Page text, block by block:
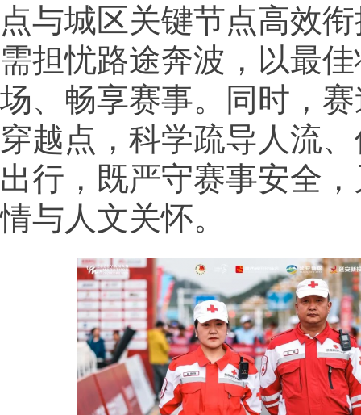
点与城区关键节点高效
需担忧路途奔波，以最
场、畅享赛事。同时，
穿越点，科学疏导人流
出行，既严守赛事安全
情与人文关怀。